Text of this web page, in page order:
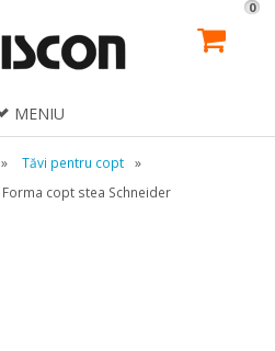
0
MENIU
» Tăvi pentru copt
»
Forma copt stea Schneider